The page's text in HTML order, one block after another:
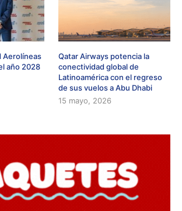
Aerolíneas
año 2028
Qatar Airways potencia la
conectividad global de
Latinoamérica con el regreso
de sus vuelos a Abu Dhabi
15 mayo, 2026